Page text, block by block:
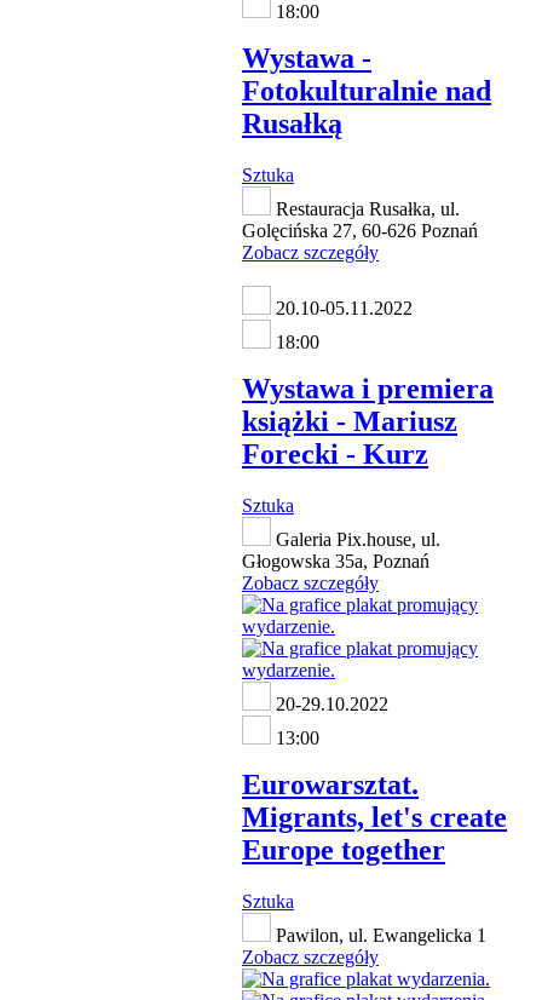
18:00
Wystawa -
Fotokulturalnie nad
Rusałką
Sztuka
Restauracja Rusałka, ul.
Golęcińska 27, 60-626 Poznań
Zobacz szczegóły
20.10-05.11.2022
18:00
Wystawa i premiera
książki - Mariusz
Forecki - Kurz
Sztuka
Galeria Pix.house, ul.
Głogowska 35a, Poznań
Zobacz szczegóły
20-29.10.2022
13:00
Eurowarsztat.
Migrants, let's create
Europe together
Sztuka
Pawilon, ul. Ewangelicka 1
Zobacz szczegóły